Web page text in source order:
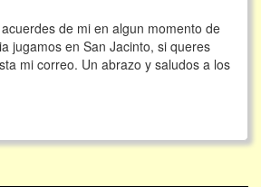
de mi en algun momento de
jugamos en San Jacinto, si queres
mi correo. Un abrazo y saludos a los